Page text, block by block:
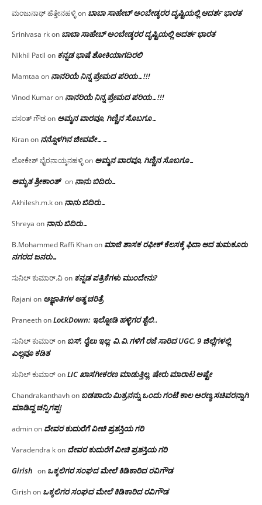
ಮಂಜುನಾಥ್ ಹೆತ್ತೇನಹಳ್ಳಿon ಬಾಬಾ ಸಾಹೇಬ್ ಅಂಬೇಡ್ಕರರ ದೃಷ್ಟಿಯಲ್ಲಿ ಆದರ್ಶ ಭಾರತ
Srinivasa rkon ಬಾಬಾ ಸಾಹೇಬ್ ಅಂಬೇಡ್ಕರರ ದೃಷ್ಟಿಯಲ್ಲಿ ಆದರ್ಶ ಭಾರತ
Nikhil Patil on ಕನ್ನಡ ಭಾಷೆ ಶೋಕಿಯಾಗದಿರಲಿ
Mamtaa on ನಾನರಿಯೆ ನಿನ್ನ ಪ್ರೇಮದ ಪರಿಯ…!!!
Vinod Kumaron ನಾನರಿಯೆ ನಿನ್ನ ಪ್ರೇಮದ ಪರಿಯ…!!!
ವಸಂತ್ ಗೌಡon ಅಮ್ಮನ ವಾರವೂ, ಗಿಣ್ಣಿನ ಸೊಬಗೂ…
Kiranon ನನ್ನೊಳಗಿನ ಜೀವವೇ……
ಲೋಕೇಶ್ ಭೈರನಾಯ್ಕನಹಳ್ಳಿon ಅಮ್ಮನ ವಾರವೂ, ಗಿಣ್ಣಿನ ಸೊಬಗೂ…
ಅಮೃತ ಶ್ರೀಕಾಂತ್ on ನಾನು ಬಿದಿರು…
Akhilesh.m.kon ನಾನು ಬಿದಿರು…
Shreya on ನಾನು ಬಿದಿರು…
B.Mohammed Raffi Khanon ಮಾಜಿ ಶಾಸಕ ರಫೀಕ್ ಕೆಲಸಕ್ಕೆ ಫಿದಾ ಆದ ತುಮಕೂರು
ನಗರದ ಜನರು…
ಸುನಿಲ್ ಕುಮಾರ್.ವಿon ಕನ್ನಡ ಪತ್ರಿಕೆಗಳು ಮುಂದೇನು?
Rajani on ಅಜ್ಞಾತಿಗಳ ಆತ್ಮ ಚರಿತ್ರೆ
PraneethonLockDown: ಇಲ್ನೋಡಿ ಹಳ್ಳಿಗರ ಶೈಲಿ..
ಸುನಿಲ್ ಕುಮಾರ್on ಬಸ್, ರೈಲು ಇಲ್ಲ; ವಿ.ವಿ.ಗಳಿಗೆ ರಜೆ ಸಾರಿದ UGC, 9 ಜಿಲ್ಲೆಗಳಲ್ಲಿ
ಎಲ್ಲವೂ ಕಡಿತ
ಸುನಿಲ್ ಕುಮಾರ್onLIC ಖಾಸಗೀಕರಣ ಮಾಡುತ್ತಿಲ್ಲ, ಷೇರು ಮಾರಾಟ ಅಷ್ಟೇ
Chandrakanthavhon ಬಡಪಾಯಿ ಮಿತ್ರನನ್ನು ಒಂದು ಗಂಟೆ ಕಾಲ ಅರಣ್ಯ ಸಚಿವರನ್ನಾಗಿ
ಮಾಡಿದ್ದ ಚನ್ನಿಗಪ್ಪ!
adminon ದೇವರ ಕುದುರೆಗೆ ವೀಚಿ ಪ್ರಶಸ್ತಿಯ ಗರಿ
Varadendra kon ದೇವರ ಕುದುರೆಗೆ ವೀಚಿ ಪ್ರಶಸ್ತಿಯ ಗರಿ
Girish on ಒಕ್ಕಲಿಗರ ಸಂಘದ ಮೇಲೆ ಕಿಡಿಕಾರಿದ ರವಿಗೌಡ
Girishon ಒಕ್ಕಲಿಗರ ಸಂಘದ ಮೇಲೆ ಕಿಡಿಕಾರಿದ ರವಿಗೌಡ